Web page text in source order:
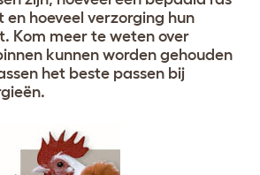
hoeveel verzorging hun
Kom meer te weten over
kunnen worden gehouden
het beste passen bij